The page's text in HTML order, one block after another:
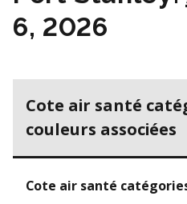
6, 2026
Cote air santé
couleurs associées
Cote air santé